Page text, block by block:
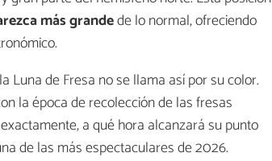
más grandede lo normal, ofreciendo
Luna de Fresa no se llama así por su color.
la época de recolección de las fresas
a qué hora alcanzará su punto
de las más espectaculares de 2026.